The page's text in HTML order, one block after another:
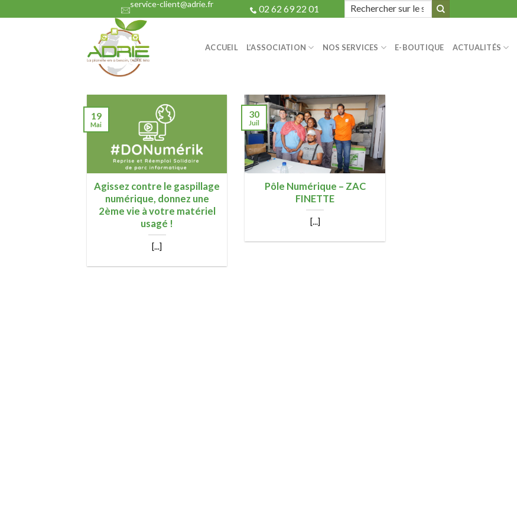
to
service-client@adrie.fr 02 62 69 22 01
Search
ACCUEIL L’ASSOCIATION NOS SERVICES E-BOUTIQUE ACTUALITÉS
Agissez contre le gaspillage
numérique, donnez une
2ème vie à votre matériel
usagé !
[...]
19
Mai
Pôle Numérique – ZAC
FINETTE
[...]
30
Juil